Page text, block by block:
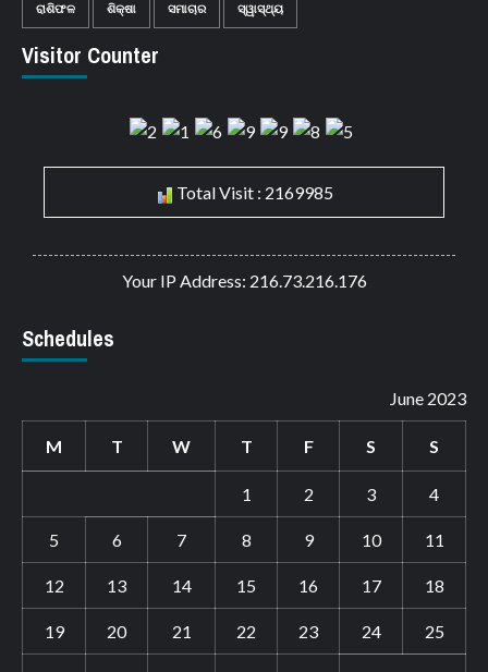
ରାଶିଫଳ ଶିକ୍ଷା ସମାଚାର ସ୍ୱାସ୍ଥ୍ୟ
Visitor Counter
Total Visit : 2169985
Your IP Address: 216.73.216.176
Schedules
June 2023
M T W T F S S
1 2 3 4
5 6 7 8 9 10 11
12 13 14 15 16 17 18
19 20 21 22 23 24 25